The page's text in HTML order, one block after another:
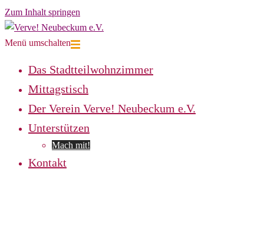
Zum Inhalt springen
Menü umschalten
Das Stadtteilwohnzimmer
Mittagstisch
Der Verein Verve! Neubeckum e.V.
Unterstützen
Mach mit!
Kontakt